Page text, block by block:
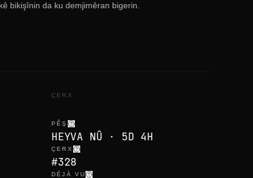
bikişînin da ku demjimêran bigerin.
ÇERX
PÊŞ
HEYVA NÛ · 5D 4H
ÇERX
#328
DÉJÀ VU